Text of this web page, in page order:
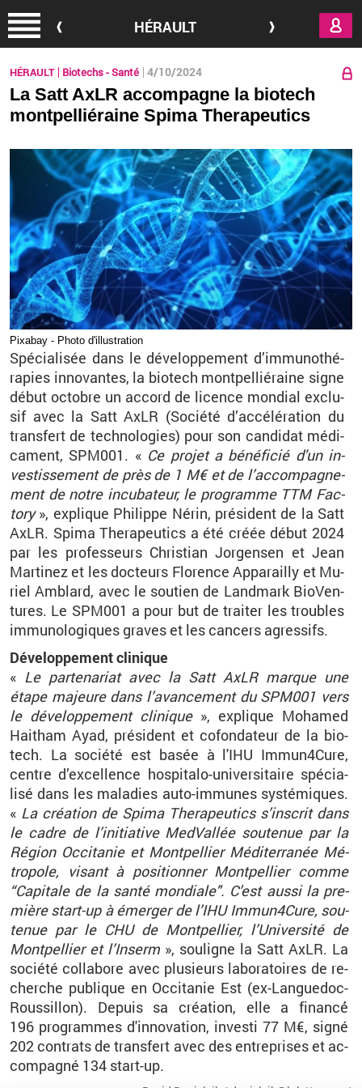
HÉRAULT
HÉRAULT Biotechs - Santé 4/10/2024
La Satt AxLR accompagne la biotech
montpelliéraine Spima Therapeutics
Pixa­bay - Photo d'illus­tra­tion
Spé­cia­li­sée dans le dé­ve­lop­pe­ment d’im­mu­no­thé­
ra­pies in­no­vantes, la bio­tech mont­pel­lié­raine signe
début oc­tobre un ac­cord de li­cence mon­dial ex­clu­
sif avec la Satt AxLR (So­ciété d’ac­cé­lé­ra­tion du
trans­fert de tech­no­lo­gies) pour son can­di­dat mé­di­
ca­ment, SPM001. « Ce pro­jet a bé­né­fi­cié d'un in­
ves­tis­se­ment de près de 1 M€ et de l’ac­com­pa­gne­
ment de notre in­cu­ba­teur, le pro­gramme TTM Fac­
tory », ex­plique Phi­lippe Nérin, pré­sident de la Satt
AxLR. Spima The­ra­peu­tics a été créée début 2024
par les pro­fes­seurs Chris­tian Jor­gen­sen et Jean
Mar­ti­nez et les doc­teurs Flo­rence Ap­pa­railly et Mu­
riel Am­blard, avec le sou­tien de Land­mark Bio­Ven­
tures. Le SPM001 a pour but de trai­ter les troubles
im­mu­no­lo­giques graves et les can­cers agres­sifs.
Dé­ve­lop­pe­ment cli­nique
« Le par­te­na­riat avec la Satt AxLR marque une
étape ma­jeure dans l’avan­ce­ment du SPM001 vers
le dé­ve­lop­pe­ment cli­nique », ex­plique Mo­ha­med
Hai­tham Ayad, pré­sident et co­fon­da­teur de la bio­
tech. La so­ciété est basée à l'IHU Im­mun4­Cure,
centre d’ex­cel­lence hos­pi­talo-uni­ver­si­taire spé­cia­
lisé dans les ma­la­dies auto-im­munes sys­té­miques.
« La créa­tion de Spima The­ra­peu­tics s’ins­crit dans
le cadre de l’ini­tia­tive Med­Val­lée sou­te­nue par la
Ré­gion Oc­ci­ta­nie et Mont­pel­lier Mé­di­ter­ra­née Mé­
tro­pole, vi­sant à po­si­tion­ner Mont­pel­lier comme
“Ca­pi­tale de la santé mon­diale". C’est aussi la pre­
mière start-up à émer­ger de l’IHU Im­mun4­Cure, sou­
te­nue par le CHU de Mont­pel­lier, l’Uni­ver­sité de
Mont­pel­lier et l’In­serm », sou­ligne la Satt AxLR. La
so­ciété col­la­bore avec plu­sieurs la­bo­ra­toires de re­
cherche pu­blique en Oc­ci­ta­nie Est (ex-Lan­gue­doc-
Rous­sillon). De­puis sa créa­tion, elle a fi­nancé́
196 pro­grammes d'in­no­va­tion, in­vesti 77 M€, signé
202contrats de trans­fert avec des en­tre­prises et ac­
com­pagné 134 start-up.